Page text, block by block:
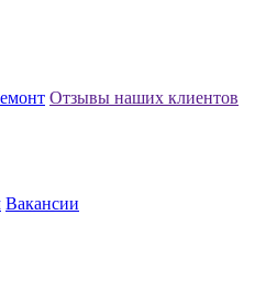
Отзывы наших клиентов
Вакансии